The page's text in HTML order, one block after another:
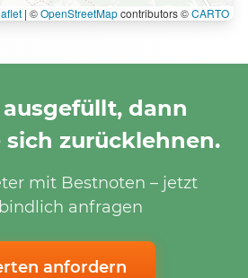
| ©OpenStreetMapcontributors ©CARTO
dann
sich zurücklehnen.
mit Bestnoten – jetzt
anfragen
anfordern